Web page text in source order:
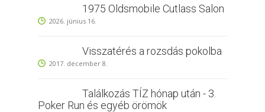
1975 Oldsmobile Cutlass Salon
2026. június 16.
Visszatérés a rozsdás pokolba
2017. december 8.
Találkozás TÍZ hónap után - 3.
Poker Run és egyéb örömök